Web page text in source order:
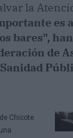
la
es
bares",
de
Chicote